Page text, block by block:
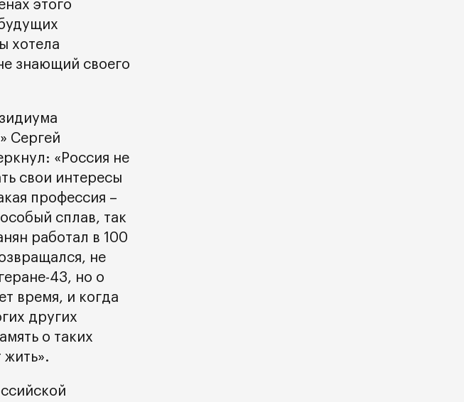
этого
хотела
знающий своего
Сергей
«Россия не
свои интересы
профессия –
сплав, так
работал в 100
не
43, но о
время, и когда
других
о таких